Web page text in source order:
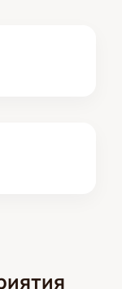
Чернышов,
Никита